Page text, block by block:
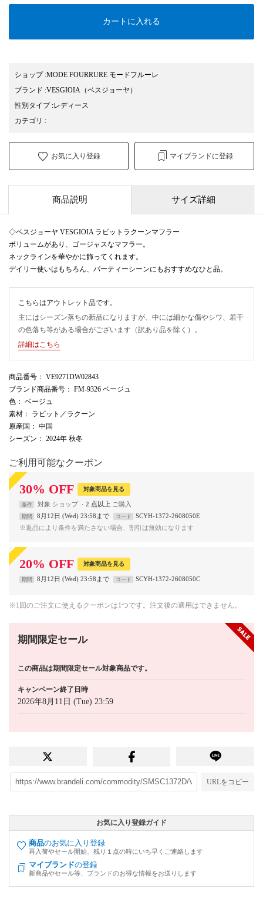
カートに入れる
ショップ:MODE FOURRURE モードフルーレ
ブランド :VESGIOIA （ベスジョーヤ）
性別タイプ:レディース
カテゴリ :
お気に入り登録 マイブランドに登録
商品説明 サイズ詳細
◇ベスジョーヤ VESGIOIA ラビットラクーンマフラー
ボリュームがあり、ゴージャスなマフラー。
ネックラインを華やかに飾ってくれます。
デイリー使いはもちろん、パーティーシーンにもおすすめなひと品。
こちらはアウトレット品です。
主にはシーズン落ちの新品になりますが、中には細かな傷やシワ、若干
の色落ち等がある場合がございます（訳あり品を除く）。
詳細はこちら
商品番号 ： VE9271DW02843
ブランド商品番号 ： FM-9326 ベージュ
色 ： ベージュ
素材 ： ラビット／ラクーン
原産国 ： 中国
シーズン ： 2024年 秋冬
ご利用可能なクーポン
30% OFF 対象商品を見る
条件 対象 ショップ 2 点以上
期間 8月12日 (Wed) 23:58まで コード
SCYH-1372-2608050E
※返品により条件を満たさない場合、割引は無効になります
20% OFF 対象商品を見る
期間 8月12日 (Wed) 23:58まで コード SCYH-1372-2608050C
※1回のご注文に使えるクーポンは1つです。注文後の適用はできません。
期間限定セール
この商品は期間限定セール対象商品です。
キャンペーン終了日時
2026年8月11日 (Tue) 23:59
URLをコピー
お気に入り登録ガイド
商品のお気に入り登録
再入荷やセール開始、残り１点の時にいち早くご連絡します
マイブランドの登録
新商品やセール等、ブランドのお得な情報をお送りします